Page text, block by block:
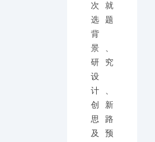
次就
选题
背
景、
研究
设
计、
创新
思路
及预